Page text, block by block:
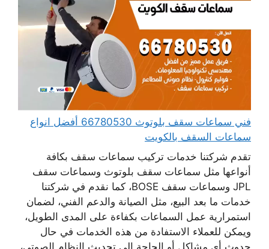
فني سماعات سقف بلوتوث 66780530 أفضل انواع
سماعات السقف بالكويت
تقدم شركتنا خدمات تركيب سماعات سقف بكافة
أنواعها مثل سماعات سقف بلوتوث وسماعات سقف
JPL وسماعات سقف BOSE، كما نقدم في شركتنا
خدمات ما بعد البيع، مثل الصيانة والدعم الفني، لضمان
استمرارية عمل السماعات بكفاءة على المدى الطويل،
ويمكن للعملاء الاستفادة من هذه الخدمات في حال